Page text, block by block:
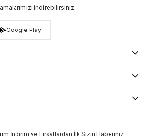
indirebilirsiniz.
Google Play
İndirim ve Fırsatlardan İlk Sizin Haberiniz